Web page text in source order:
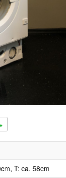
T: ca. 58cm